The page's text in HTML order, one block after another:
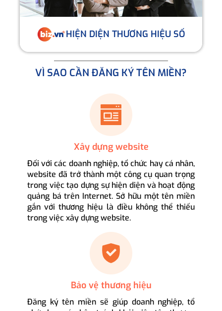
HIỆN DIỆN THƯƠNG HIỆU SỐ
VÌ SAO CẦN ĐĂNG KÝ TÊN MIỀN?
Xây dựng website
Đối với các doanh nghiệp, tổ chức hay cá nhân,
website đã trở thành một công cụ quan trọng
trong việc tạo dựng sự hiện diện và hoạt động
quảng bá trên Internet. Sở hữu một tên miền
gắn với thương hiệu là điều không thể thiếu
trong việc xây dựng website.
Bảo vệ thương hiệu
Đăng ký tên miền sẽ giúp doanh nghiệp, tổ